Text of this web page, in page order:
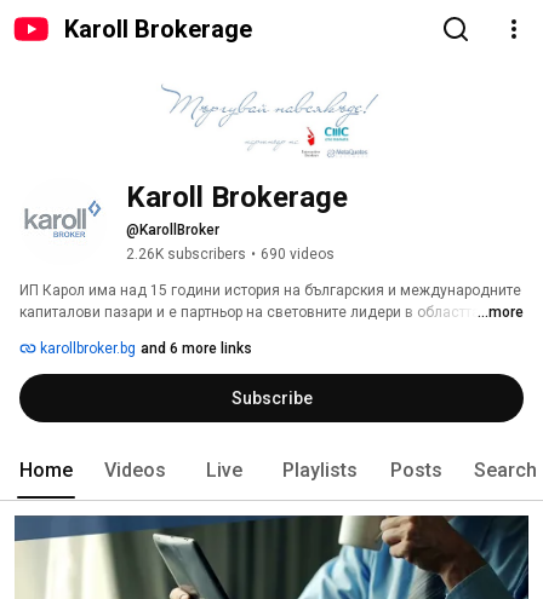
Karoll Brokerage
Karoll Brokerage
@KarollBroker
2.26K subscribers • 690 videos
ИП Карол има над 15 години история на българския и международните
капиталови пазари и е партньор на световните лидери в областта на
предлага широк спектър от възможности за онлайн търговия с пълния
спектър от финансови инструменти както на Българската Фондова
Борса, така и на над 100 финансови пазара от цял свят.
...more
karollbroker.bg and 6 more links
Subscribe
Home Videos Live Playlists Posts Search